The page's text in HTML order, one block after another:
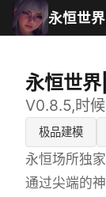
永恒世
永恒世
V0.8.5,时
极品建模
永恒场所独
通过尖端的